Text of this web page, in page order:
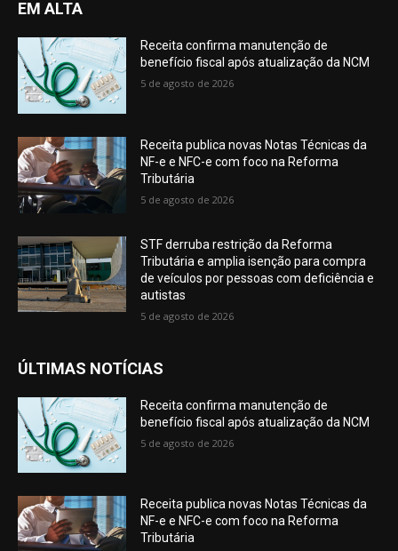
EM ALTA
Receita confirma manutenção de
benefício fiscal após atualização da NCM
5 de agosto de 2026
Receita publica novas Notas Técnicas da
NF-e e NFC-e com foco na Reforma
Tributária
5 de agosto de 2026
STF derruba restrição da Reforma
Tributária e amplia isenção para compra
de veículos por pessoas com deficiência e
autistas
5 de agosto de 2026
ÚLTIMAS NOTÍCIAS
Receita confirma manutenção de
benefício fiscal após atualização da NCM
5 de agosto de 2026
Receita publica novas Notas Técnicas da
NF-e e NFC-e com foco na Reforma
Tributária